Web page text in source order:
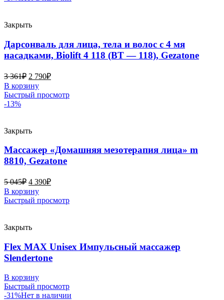
Закрыть
Дарсонваль для лица, тела и волос с 4 мя
насадками, Biolift 4 118 (BT — 118), Gezatone
3 361₽ 2 790₽
В корзину
Быстрый просмотр
-13%
Закрыть
Массажер «Домашняя мезотерапия лица» m
8810, Gezatone
5 045₽ 4 390₽
В корзину
Быстрый просмотр
Закрыть
Flex MAX Unisex Импульсный массажер
Slendertone
В корзину
Быстрый просмотр
-31%Нет в наличии